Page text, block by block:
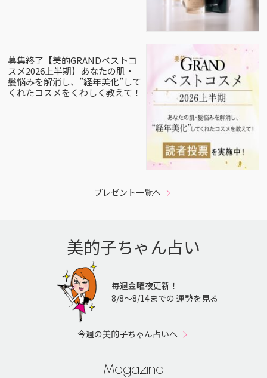
募集終了【美的GRANDベストコ
スメ2026上半期】あなたの肌・
髪悩みを解消し、”経年美化”して
くれたコスメをくわしく教えて！
プレゼント一覧へ
美的子ちゃん占い
毎週金曜夜更新！
8/8〜8/14までの 運勢を見る
今週の美的子ちゃん占いへ
Magazine